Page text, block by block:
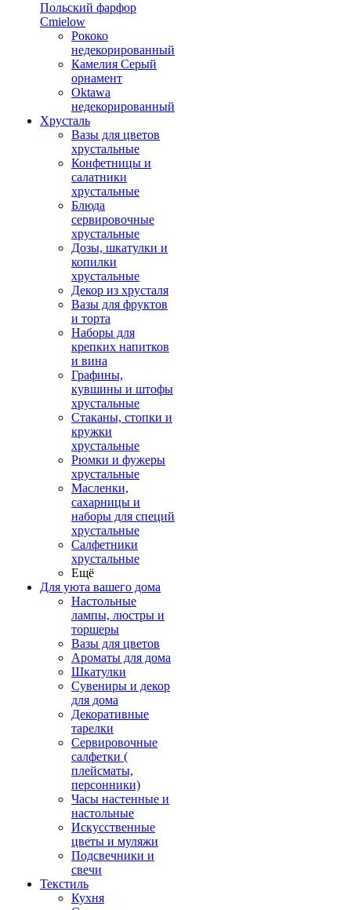
Польский фарфор
Сmielow
Рококо
недекорированный
Камелия Серый
орнамент
Oktawa
недекорированный
Хрусталь
Вазы для цветов
хрустальные
Конфетницы и
салатники
хрустальные
Блюда
сервировочные
хрустальные
Дозы, шкатулки и
копилки
хрустальные
Декор из хрусталя
Вазы для фруктов
и торта
Наборы для
крепких напитков
и вина
Графины,
кувшины и штофы
хрустальные
Стаканы, стопки и
кружки
хрустальные
Рюмки и фужеры
хрустальные
Масленки,
сахарницы и
наборы для специй
хрустальные
Салфетники
хрустальные
Ещё
Для уюта вашего дома
Настольные
лампы, люстры и
торшеры
Вазы для цветов
Ароматы для дома
Шкатулки
Сувениры и декор
для дома
Декоративные
тарелки
Сервировочные
салфетки (
плейсматы,
персонники)
Часы настенные и
настольные
Искусственные
цветы и муляжи
Подсвечники и
свечи
Текстиль
Кухня